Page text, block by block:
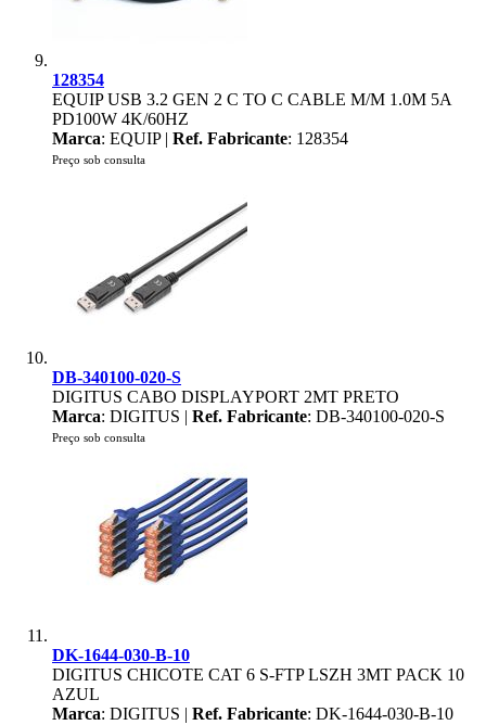
128354
EQUIP USB 3.2 GEN 2 C TO C CABLE M/M 1.0M 5A
PD100W 4K/60HZ
Marca: EQUIP | Ref. Fabricante: 128354
Preço sob consulta
DB-340100-020-S
DIGITUS CABO DISPLAYPORT 2MT PRETO
Marca: DIGITUS | Ref. Fabricante: DB-340100-020-S
Preço sob consulta
DK-1644-030-B-10
DIGITUS CHICOTE CAT 6 S-FTP LSZH 3MT PACK 10
AZUL
Marca: DIGITUS | Ref. Fabricante: DK-1644-030-B-10